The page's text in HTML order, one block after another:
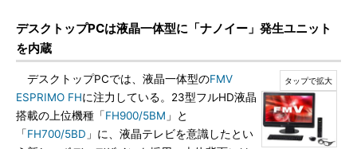
デスクトップPCは液晶一体型に「ナノイー」発生ユニット
を内蔵
デスクトップPCでは、液晶一体型のFMV
ESPRIMO FHに注力している。23型フルHD液晶
搭載の上位機種「FH900/5BM 」と
「FH700/5BD 」に、液晶テレビを意識したとい